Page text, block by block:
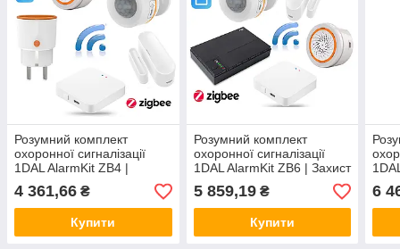
Розумний комплект
охоронної сигналізації
1DAL AlarmKit ZB4 |
ZigBee набір для захисту
від проникнення в дім |
Tuya
4 361,66 ₴
Купити
Розумний комплект
охоронної сигналізації
1DAL AlarmKit ZB6 | Захист
від проникнення в будинок
| Tuya ZigBee
5 859,19₴
Купити
від
|6